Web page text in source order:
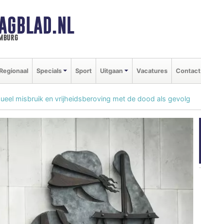
Regionaal Specials Sport Uitgaan Vacatures Contact
misbruik en vrijheidsberoving met de dood als gevolg